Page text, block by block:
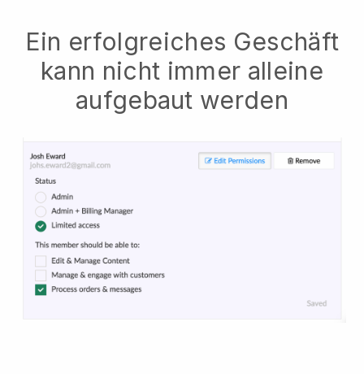
Ein erfolgreiches Geschäft
kann nicht immer alleine
aufgebaut werden